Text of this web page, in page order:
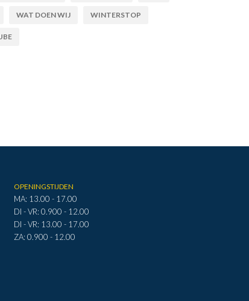
WAT DOEN WIJ WINTERSTOP
OPENINGSTIJDEN
MA: 13.00 - 17.00
DI - VR: 0.900 - 12.00
DI - VR: 13.00 - 17.00
ZA: 0.900 - 12.00